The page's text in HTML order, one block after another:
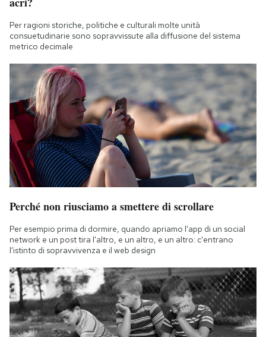
Per ragioni storiche, politiche e culturali molte unità
consuetudinarie sono sopravvissute alla diffusione del sistema
metrico decimale
Perché non riusciamo a smettere di scrollare
Per esempio prima di dormire, quando apriamo l'app di un social
network e un post tira l'altro, e un altro, e un altro: c'entrano
l'istinto di sopravvivenza e il web design